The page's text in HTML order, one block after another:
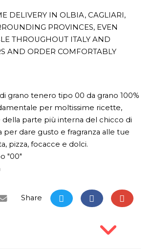
DELIVERY IN OLBIA, CAGLIARI,
PROVINCES, EVEN
THROUGHOUT ITALY AND
AND ORDER COMFORTABLY
grano tenero tipo 00 da grano 100%
per moltissime ricette,
parte più interna del chicco di
dare gusto e fragranza alle tue
pizza, focacce e dolci.
"00"
Share